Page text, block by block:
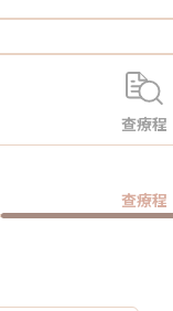
查療程
查療程